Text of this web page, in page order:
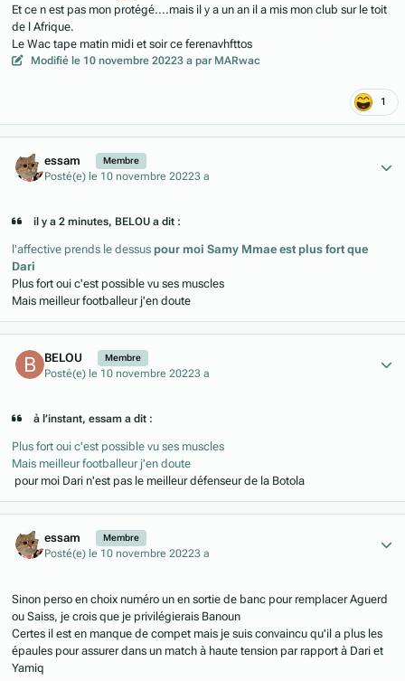
Et ce n est pas mon protégé....mais il y a un an il a mis mon club sur le toit
de l Afrique.
Le Wac tape matin midi et soir ce ferenavhfttos
Modifiéle 10 novembre 20223 a par MARwac
1
essam Membre
Posté(e) le 10 novembre 20223 a
il y a 2 minutes, BELOU a dit :
l'affective prends le dessus pour moi Samy Mmae est plus fort que
Dari
Plus fort oui c'est possible vu ses muscles
Mais meilleur footballeur j'en doute
BELOU Membre
Posté(e) le 10 novembre 20223 a
à l’instant, essam a dit :
Plus fort oui c'est possible vu ses muscles
Mais meilleur footballeur j'en doute
pour moi Dari n'est pas le meilleur défenseur de la Botola
essam Membre
Posté(e) le 10 novembre 20223 a
Sinon perso en choix numéro un en sortie de banc pour remplacer Aguerd
ou Saiss, je crois que je privilégierais Banoun
Certes il est en manque de compet mais je suis convaincu qu'il a plus les
épaules pour assurer dans un match à haute tension par rapport à Dari et
Yamiq